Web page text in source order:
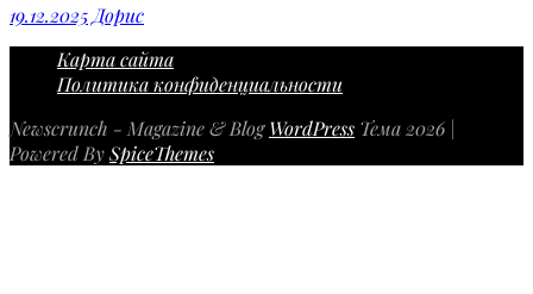
19.12.2025 Дорис
Карта сайта
Политика конфиденциальности
Newscrunch - Magazine & BlogWordPress Тема 2026 |
Powered BySpiceThemes